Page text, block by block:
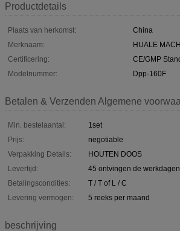
Productdetails
Plaats van herkomst:
China
Merknaam:
HUALE
Certificering:
CE/GMP
Modelnummer:
Dpp-160F
Betalen & Verzenden Algemene
Min. bestelaantal:
1set
Prijs:
negotiable
Verpakking Details:
HOUTEN DOOS
Levertijd:
45 ontvingen de
Betalingscondities:
T / T of L / C
Levering vermogen:
5 reeks per maand
beschrijving